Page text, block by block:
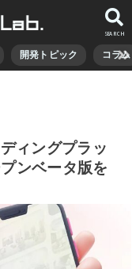
開発トピック コラム
SEARCH
ィングプラッ
ンベータ版を